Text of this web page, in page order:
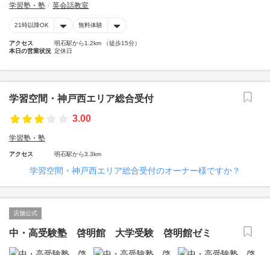
学習塾・塾 英会話教室
21時以降OK 無料体験
アクセス
明石駅から1.2km （徒歩15分）
本日の営業状況 定休日
学習空間・神戸西エリア総合受付
3.00
学習塾・塾
アクセス 明石駅から3.3km
学習空間・神戸西エリア総合受付のオーナー様ですか？
店舗公式
中・高受験塾 啓明館 大学受験 啓明館ゼミ